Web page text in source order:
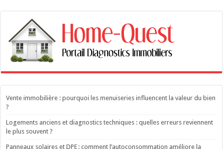
Vente immobilière : pourquoi les menuiseries influencent la valeur du bien
?
Logements anciens et diagnostics techniques : quelles erreurs reviennent
le plus souvent ?
Panneaux solaires et DPE : comment l’autoconsommation améliore la